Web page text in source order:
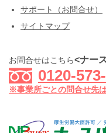
サポート（お問合せ）
サイトマップ
お問合せはこちら<ナー
0120-
※事業所ごとの問合せ先